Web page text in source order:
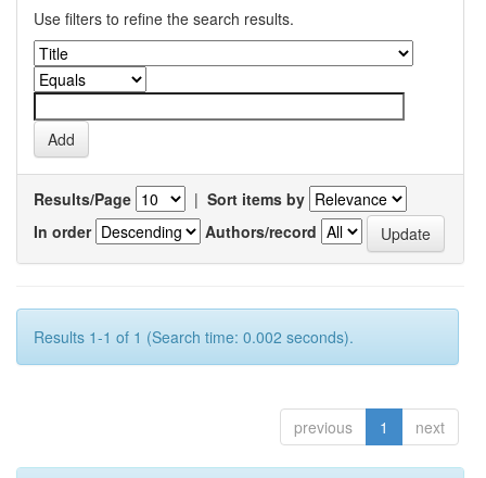
Use filters to refine the search results.
Results/Page | Sort items by
In order
Authors/record
Results 1-1 of 1 (Search time: 0.002 seconds).
previous 1 next